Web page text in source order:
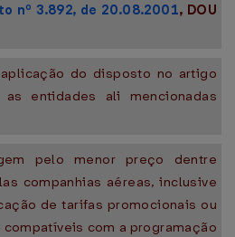
nº 3.892, de 20.08.2001, DOU
do disposto no artigo
entidades ali mencionadas
pelo menor preço dentre
companhias aéreas, inclusive
de tarifas promocionais ou
com a programação